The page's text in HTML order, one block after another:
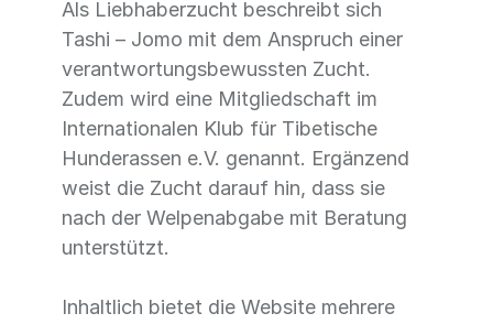
Als Liebhaberzucht beschreibt sich
Tashi – Jomo mit dem Anspruch einer
verantwortungsbewussten Zucht.
Zudem wird eine Mitgliedschaft im
Internationalen Klub für Tibetische
Hunderassen e.V. genannt. Ergänzend
weist die Zucht darauf hin, dass sie
nach der Welpenabgabe mit Beratung
unterstützt.
Inhaltlich bietet die Website mehrere